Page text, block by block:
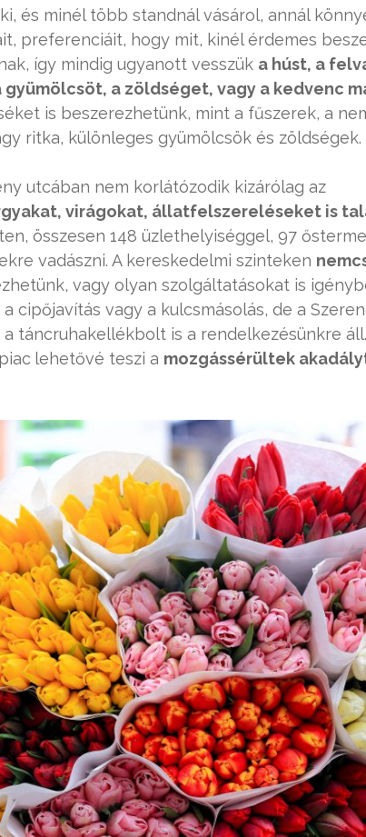
és minél több standnál vásárol, annál
preferenciáit, hogy mit, kinél érdemes
így mindig ugyanott vesszük a húst, a
a zöldséget, vagy a kedvenc
is beszerezhetünk, mint a fűszerek, a
ritka, különleges gyümölcsök és zöldségek.
utcában nem korlátózodik kizárólag az
virágokat, állatfelszereléseket is
összesen 148 üzlethelyiséggel, 97
vadászni. A kereskedelmi szinteken
vagy olyan szolgáltatásokat is
cipőjavítás vagy a kulcsmásolás, de a
táncruhakellékbolt is a rendelkezésünkre
lehetővé teszi a mozgássérültek